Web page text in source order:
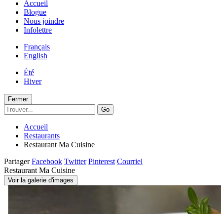
Accueil
Blogue
Nous joindre
Infolettre
Français
English
Été
Hiver
Fermer
Go
Accueil
Restaurants
Restaurant Ma Cuisine
Partager Facebook Twitter Pinterest Courriel
Restaurant Ma Cuisine
Voir la galerie d'images